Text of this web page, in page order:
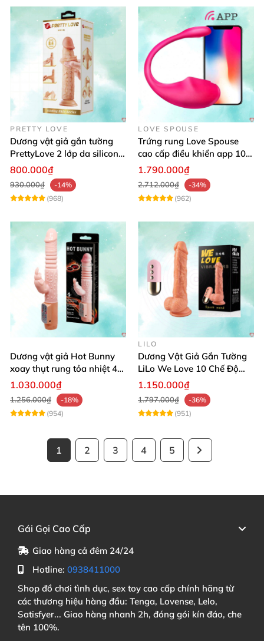
PRETTY LOVE
Dương vật giả gắn tường
PrettyLove 2 lớp da silicon
mềm mịn không rung
800.000₫
930.000₫
-14%
(968)
LOVE SPOUSE
Trứng rung Love Spouse
cao cấp điều khiển app 10
chế độ rung cực khoái toàn
1.790.000₫
2.712.000₫
-34%
(962)
Dương vật giả Hot Bunny
xoay thụt rung tỏa nhiệt 48
độ
1.030.000₫
1.256.000₫
-18%
(954)
LILO
Dương Vật Giả Gắn Tường
LiLo We Love 10 Chế Độ
Rung Nhiệt
1.150.000₫
1.797.000₫
-36%
(951)
1 2 3 4 5
Gái Gọi Cao Cấp
Giao hàng cả đêm 24/24
Hotline: 0938411000
Shop đồ chơi tình dục, sex toy cao cấp chính hãng từ
các thương hiệu hàng đầu: Tenga, Lovense, Lelo,
Satisfyer... Giao hàng nhanh 2h, đóng gói kín đáo, che
tên 100%.